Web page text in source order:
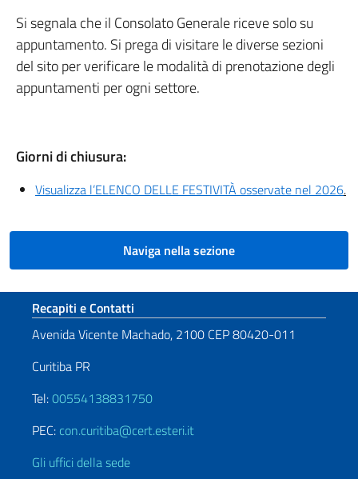
Si segnala che il Consolato Generale riceve solo su
appuntamento. Si prega di visitare le diverse sezioni
del sito per verificare le modalità di prenotazione degli
appuntamenti per ogni settore.
Giorni di chiusura:
Visualizza l’ELENCO DELLE FESTIVITÀ osservate nel 2026.
Naviga nella sezione
Sezione footer
Recapiti e Contatti
Avenida Vicente Machado, 2100 CEP 80420-011
Curitiba PR
Tel:00554138831750
PEC: con.curitiba@cert.esteri.it
Gli uffici della sede